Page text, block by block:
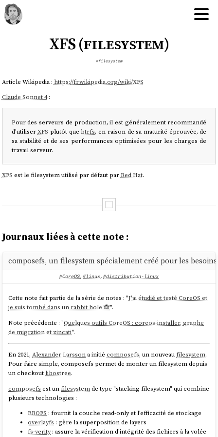
XFS (filesystem)
#filesystem
Article Wikipedia : https://fr.wikipedia.org/wiki/XFS
Claude Sonnet 4:
Pour des serveurs de production, il est généralement recommandé
d'utiliserXFS plutôt que btrfs, en raison de sa maturité éprouvée, de
sa stabilité et de ses performances optimisées pour les charges de
travail serveur.
XFS est le filesystem utilisé par défaut parRed Hat.
Journaux liées à cette note :
composefs, un filesystem spécialement créé pour les
#CoreOS, #linux, #distribution-linux
Cette note fait partie de la série de notes : "J'ai étudié et testé CoreOS et
je suis tombé dans un rabbit hole 🙈".
Note précédente : "Quelques outils CoreOS : coreos-installer, graphe
de migration et zincati".
En 2021,Alexander Larssona initiécomposefs, un nouveaufilesystem.
Pour faire simple, composefs permet de monter un filesystem depuis
un checkout libostree.
composefs est unfilesystemde type "stacking filesystem" qui combine
plusieurs technologies :
EROFS : fournit la couche read-only et l'efficacité de stockage
overlayfs : gère la superposition de layers
fs-verity: assure la vérification d'intégrité des fichiers à la volée